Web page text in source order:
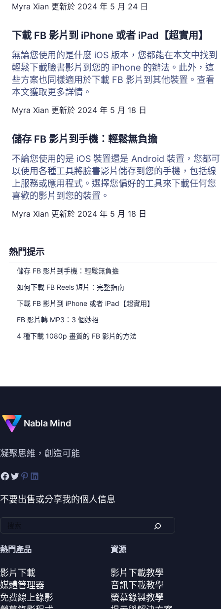
熱門提示
儲存 FB 影片到手機：輕鬆無負擔
如何下載 FB Reels 短片：完整指南
下載 FB 影片到 iPhone 或者 iPad【超實用】
FB 影片轉 MP3：3 個妙招
4 種下載 1080p 畫質的 FB 影片的方法
Myra Xian 更新於 2024 年 5 月 24 日
下載 FB 影片到 iPhone 或者 iPad【超實用】
無論您使用的是什麼 iOS 版本，您都能在本文中找到
輕鬆下載臉書影片到您的 iPhone 的辦法。此外，這
些方案也同樣適用於下載 FB 影片到其他裝置。查看
本文獲取更多詳情。
Myra Xian 更新於 2024 年 5 月 18 日
儲存 FB 影片到手機：輕鬆無負擔
不論您使用的是 iOS 裝置還是 Android 裝置，您都可
以使用各種工具將臉書影片儲存到您的手機，包括線
上服務或應用程式。選擇您偏好的工具來下載任何您
喜歡的影片到您的裝置。
Myra Xian 更新於 2024 年 5 月 18 日
Nabla Mind
凝聚思維，創造可能
不要出售或分享我的個人信息
熱門產品
影片下載
媒體管理器
免费線上錄影
資源
影片下載教學
音訊下載教學
螢幕錄製教學